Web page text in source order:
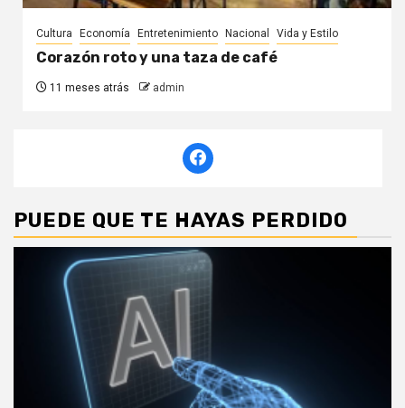
Cultura Economía Entretenimiento Nacional Vida y Estilo
Corazón roto y una taza de café
11 meses atrás admin
PUEDE QUE TE HAYAS PERDIDO